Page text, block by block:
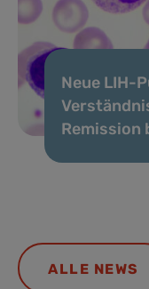
Neue LIH-
Remission
ALLE NEWS